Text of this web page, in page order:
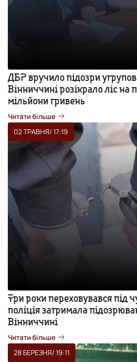
ДБР вручило підозри
Вінниччині розікрало ліс на
мільйони гривень
Читати більше
02 ТРАВНЯ/ 17:19
Три роки переховувався під
поліція затримала
Вінниччині
Читати більше
28 БЕРЕЗНЯ/ 19:11